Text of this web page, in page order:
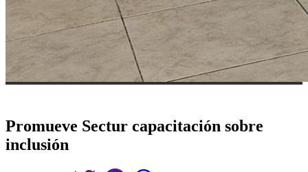
Promueve Sectur capacitación sobre
inclusión